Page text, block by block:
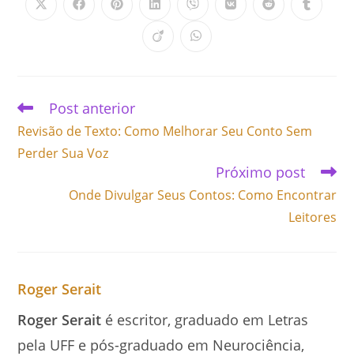
Post anterior
Revisão de Texto: Como Melhorar Seu Conto Sem
Perder Sua Voz
Próximo post
Onde Divulgar Seus Contos: Como Encontrar
Leitores
Roger Serait
Roger Serait é escritor, graduado em Letras
pela UFF e pós-graduado em Neurociência,